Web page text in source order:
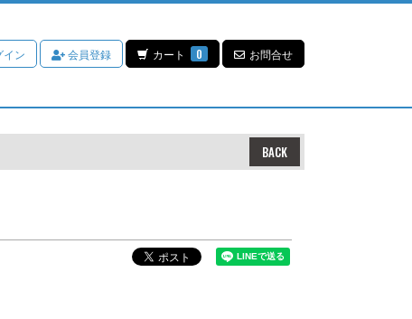
イン 会員登録 カート 0 お問合せ
BACK